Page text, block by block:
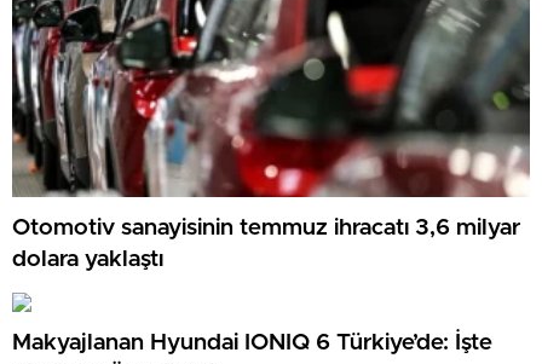
Otomotiv sanayisinin temmuz ihracatı 3,6 milyar
dolara yaklaştı
Makyajlanan Hyundai IONIQ 6 Türkiye’de: İşte